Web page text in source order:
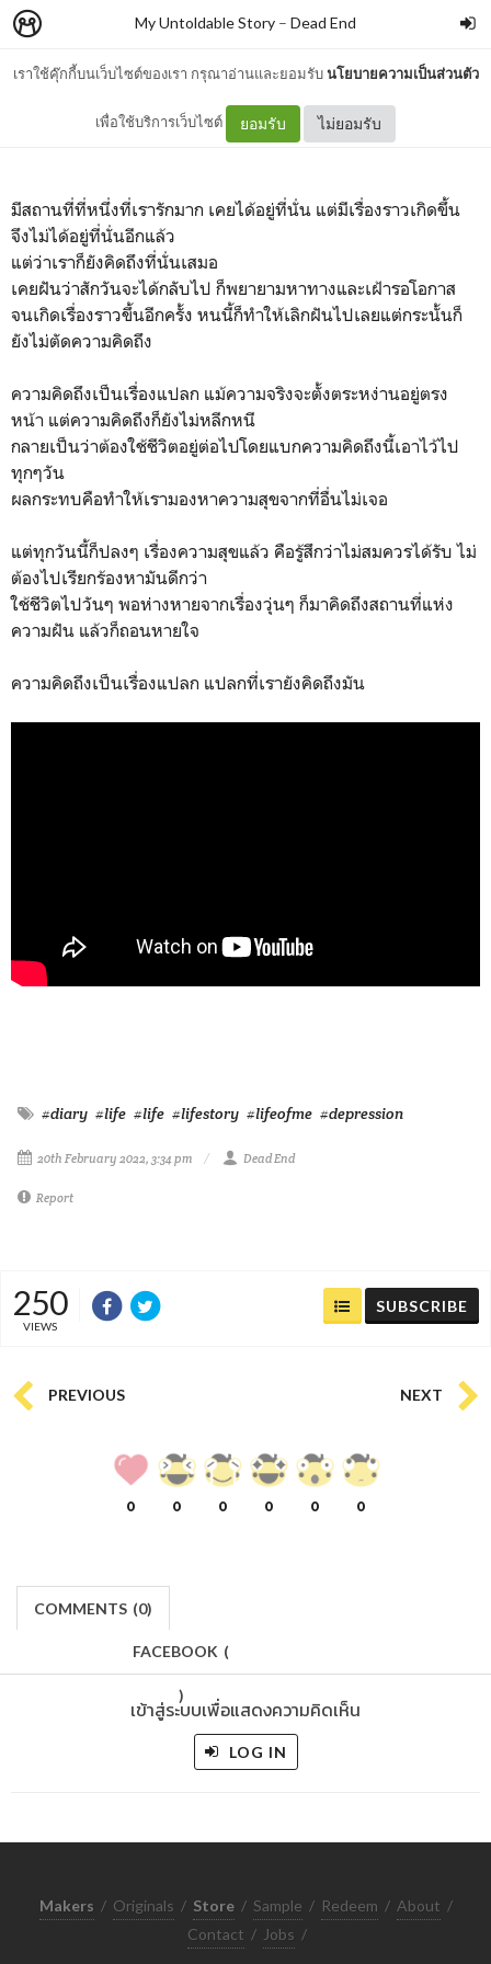
เราใช้คุ๊กกี้บนเว็บไซต์ของเรา กรุณาอ่านและยอมรับนโยบายความเป็นส่วนตัว
เพื่อใช้บริการเว็บไซต์ ยอมรับ ไม่ยอมรับ
My Untoldable Story – Dead End
สถานที่ที่รัก
มีสถานที่ที่หนึ่งที่เรารักมาก เคยได้อยู่ที่นั่น แต่มีเรื่องราวเกิดขึ้น
จึงไม่ได้อยู่ที่นั่นอีกแล้ว
แต่ว่าเราก็ยังคิดถึงที่นั่นเสมอ
เคยฝันว่าสักวันจะได้กลับไป ก็พยายามหาทางและเฝ้ารอโอกาส
จนเกิดเรื่องราวขึ้นอีกครั้ง หนนี้ก็ทำให้เลิกฝันไปเลยแต่กระนั้นก็
ยังไม่ตัดความคิดถึง
ความคิดถึงเป็นเรื่องแปลก แม้ความจริงจะตั้งตระหง่านอยู่ตรง
หน้า แต่ความคิดถึงก็ยังไม่หลีกหนี
กลายเป็นว่าต้องใช้ชีวิตอยู่ต่อไปโดยแบกความคิดถึงนี้เอาไว้ไป
ทุกๆวัน
ผลกระทบคือทำให้เรามองหาความสุขจากที่อื่นไม่เจอ
แต่ทุกวันนี้ก็ปลงๆ เรื่องความสุขแล้ว คือรู้สึกว่าไม่สมควรได้รับ ไม่
ต้องไปเรียกร้องหามันดีกว่า
ใช้ชีวิตไปวันๆ พอห่างหายจากเรื่องวุ่นๆ ก็มาคิดถึงสถานที่แห่ง
ความฝัน แล้วก็ถอนหายใจ
ความคิดถึงเป็นเรื่องแปลก แปลกที่เรายังคิดถึงมัน
#diary #life #life #lifestory #lifeofme #depression
20th February 2022, 3:34 pm Dead End
Report
250
VIEWS
SUBSCRIBE
PREVIOUS NEXT
0 0 0 0 0 0
COMMENTS (0)
FACEBOOK (
)
เข้าสู่ระบบเพื่อแสดงความคิดเห็น
LOG IN
Makers / Originals / Store / Sample / Redeem / About /
Contact / Jobs /